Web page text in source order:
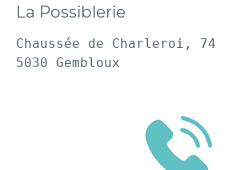
La Possiblerie
Chaussée de Charleroi, 74
5030 Gembloux